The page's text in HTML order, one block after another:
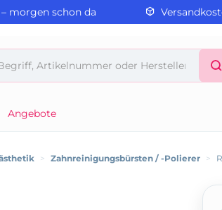
morgen schon da
Angebote
> Zahnreinigungsbürsten / -Polierer >